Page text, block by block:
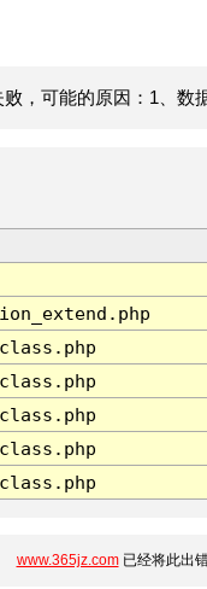
，可能的原因：1、数
www.365jz.com已经将此出